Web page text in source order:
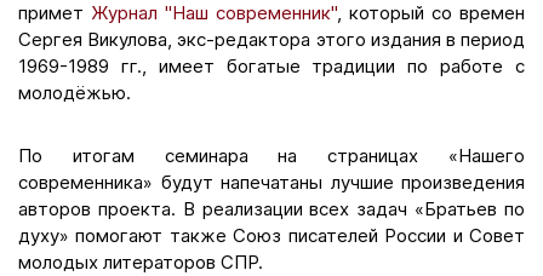
примет Журнал "Наш современник", который со времен
Сергея Викулова, экс-редактора этого издания в период
1969-1989 гг., имеет богатые традиции по работе с
молодёжью.
По итогам семинара на страницах «Нашего
современника» будут напечатаны лучшие произведения
авторов проекта. В реализации всех задач «Братьев по
духу» помогают также Союз писателей России и Совет
молодых литераторов СПР.